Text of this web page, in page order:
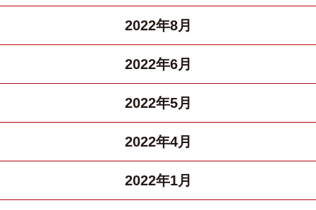
2022年8月
2022年6月
2022年5月
2022年4月
2022年1月